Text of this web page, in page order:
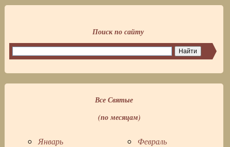
Все Святые
(по месяцам)
Январь Февраль
Поиск по сайту